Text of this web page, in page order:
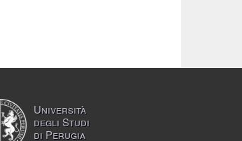
Università
degli Studi
di Perugia